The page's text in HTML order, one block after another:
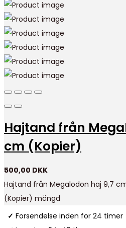
Hajtand från
cm (Kopier)
500,00 DKK
Hajtand från Megalodon haj 9,7
(Kopier) mängd
✓ Forsendelse inden for 24 timer